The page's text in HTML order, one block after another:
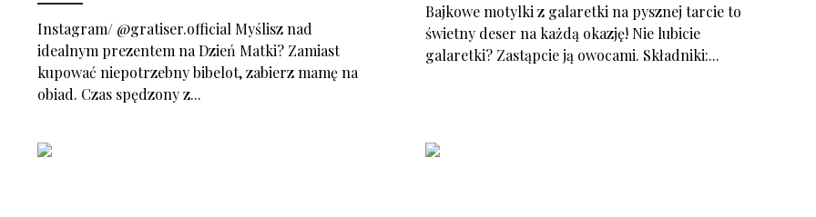
Instagram/ @gratiser.official​ Myślisz nad
idealnym prezentem na Dzień Matki? Zamiast
kupować niepotrzebny bibelot, zabierz mamę na
obiad. Czas spędzony z...
Bajkowe motylki z galaretki na pysznej tarcie to
świetny deser na każdą okazję! Nie lubicie
galaretki? Zastąpcie ją owocami. Składniki:...